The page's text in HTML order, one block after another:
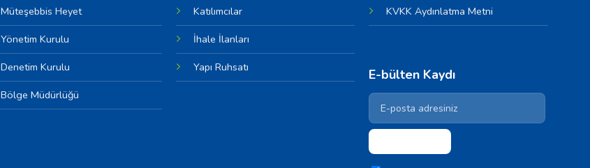
Müteşebbis Heyet
Yönetim Kurulu
Denetim Kurulu
Bölge Müdürlüğü
Katılımcılar
İhale İlanları
Yapı Ruhsatı
KVKK Aydınlatma Metni
E-bülten Kaydı